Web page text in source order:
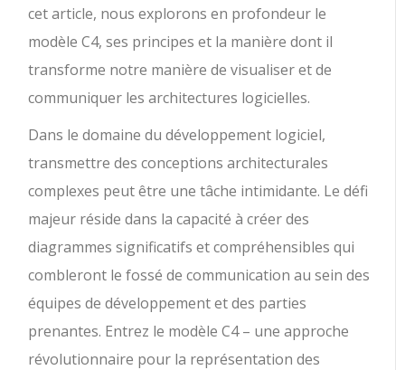
cet article, nous explorons en profondeur le
modèle C4, ses principes et la manière dont il
transforme notre manière de visualiser et de
communiquer les architectures logicielles.
Dans le domaine du développement logiciel,
transmettre des conceptions architecturales
complexes peut être une tâche intimidante. Le défi
majeur réside dans la capacité à créer des
diagrammes significatifs et compréhensibles qui
combleront le fossé de communication au sein des
équipes de développement et des parties
prenantes. Entrez le modèle C4 – une approche
révolutionnaire pour la représentation des